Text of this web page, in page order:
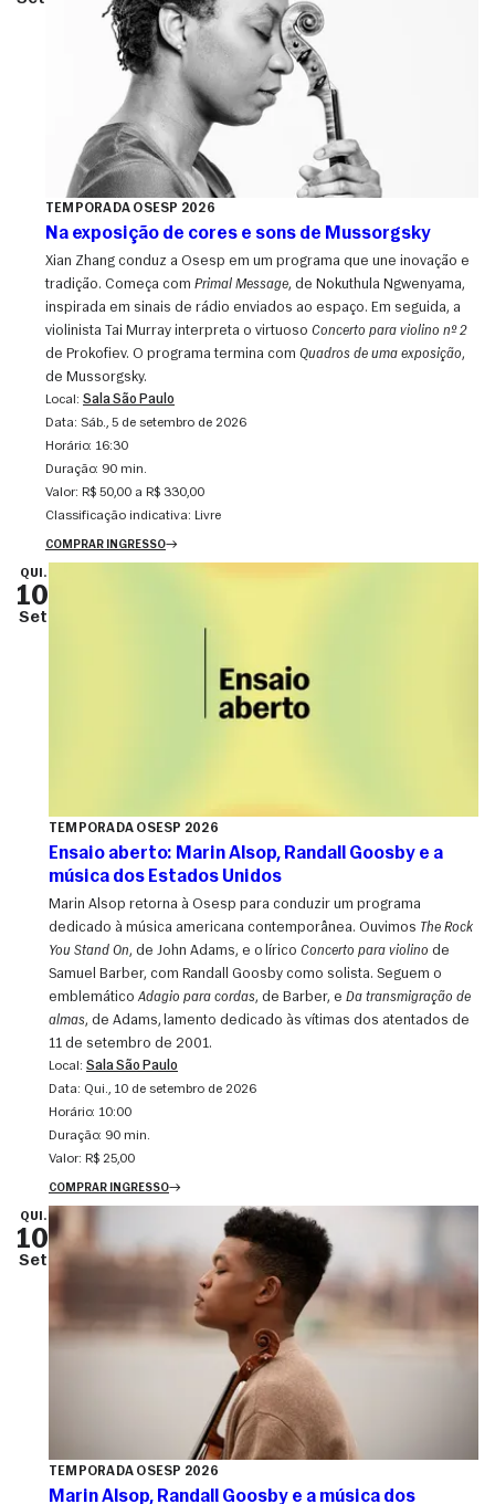
TEMPORADA OSESP 2026
Na exposição de cores e sons de Mussorgsky
Xian Zhang conduz a Osesp em um programa que une inovação e
tradição. Começa com Primal Message, de Nokuthula Ngwenyama,
inspirada em sinais de rádio enviados ao espaço. Em seguida, a
violinista Tai Murray interpreta o virtuoso Concerto para violino nº 2
de Prokofiev. O programa termina com Quadros de uma exposição,
de Mussorgsky.
Local: Sala São Paulo
Data:
sáb., 5 de setembro de 2026
Horário: 16:30
Duração: 90 min.
Valor: R$ 50,00 a R$ 330,00
Classificação indicativa: Livre
COMPRAR INGRESSO
QUI.
10
Set
TEMPORADA OSESP 2026
Ensaio aberto: Marin Alsop, Randall Goosby e a
música dos Estados Unidos
Marin Alsop retorna à Osesp para conduzir um programa
dedicado à música americana contemporânea. Ouvimos The Rock
You Stand On, de John Adams, e o lírico Concerto para violino de
Samuel Barber, com Randall Goosby como solista. Seguem o
emblemáticoAdagio para cordas, de Barber, e Da transmigração de
almas, de Adams, lamento dedicado às vítimas dos atentados de
11 de setembro de 2001.
Local: Sala São Paulo
Data:
qui., 10 de setembro de 2026
Horário: 10:00
Duração: 90 min.
Valor: R$ 25,00
COMPRAR INGRESSO
QUI.
10
Set
TEMPORADA OSESP 2026
Marin Alsop, Randall Goosby e a música dos